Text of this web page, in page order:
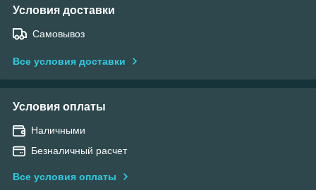
Условия доставки
Самовывоз
Все условия доставки
Условия оплаты
Наличными
Безналичный расчет
Все условия оплаты